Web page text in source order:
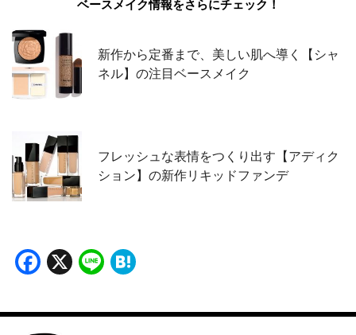
ベースメイク情報をさらにチェック！
新作から定番まで、美しい肌へ導く【シャ
ネル】の注目ベースメイク
フレッシュな表情をつくり出す【アディク
ション】の新作リキッドファンデ
Facebook
X Line